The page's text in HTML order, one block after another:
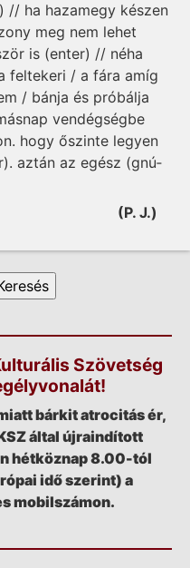
// ha hazamegy készen
meg nem lehet
is (enter) // néha
feltekeri / a fára amíg
/ bánja és próbálja
vendégségbe
hogy őszinte legyen
aztán az egész (gnú­
(P. J.)
Szövetség
bárkit atrocitás ér,
által újraindított
hétköznap 8.00-tól
idő szerint) a
mobilszámon.